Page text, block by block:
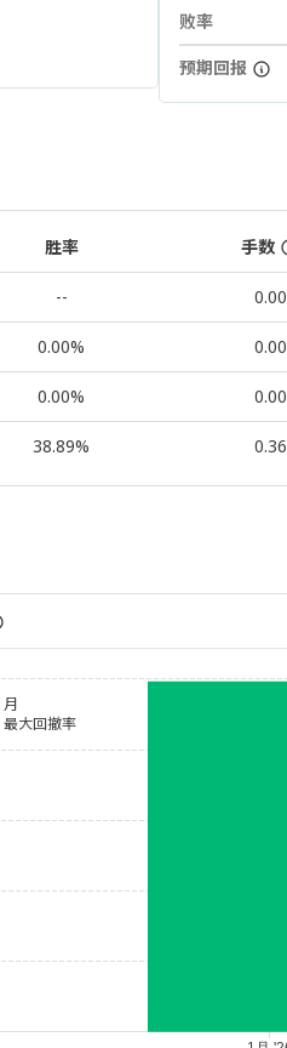
败率
预期回报
胜率 手数
-- 0.00
0.00% 0.00
0.00% 0.00
38.89% 0.36
月
最大回撤率